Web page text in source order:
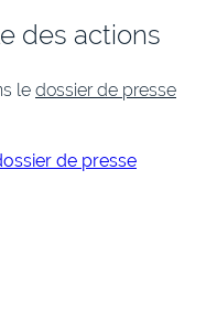
des actions
le dossier de presse
de presse